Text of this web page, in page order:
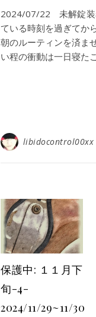
2024/07/22 未解錠装
ている時刻を過ぎてか
朝のルーティンを済ま
い程の衝動は一日寝た
libidocontrol00xx
保護中: １１月下
旬-4-
2024/11/29~11/30